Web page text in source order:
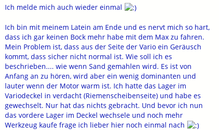
Ich melde mich auch wieder einmal
Ich bin mit meinem Latein am Ende und es nervt mich so hart,
dass ich gar keinen Bock mehr habe mit dem Max zu fahren.
Mein Problem ist, dass aus der Seite der Vario ein Geräusch
kommt, dass sicher nicht normal ist. Wie soll ich es
beschrieben.... wie wenn Sand gemahlen wird. Es ist von
Anfang an zu hören, wird aber ein wenig dominanten und
lauter wenn der Motor warm ist. Ich hatte das Lager im
Variodeckel in verdacht (Riemenscheibenseite) und habe es
gewechselt. Nur hat das nichts gebracht. Und bevor ich nun
das vordere Lager im Deckel wechsele und noch mehr
Werkzeug kaufe frage ich lieber hier noch einmal nach